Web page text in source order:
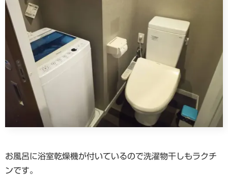
お風呂に浴室乾燥機が付いているので洗濯物干しもラクチ
ンです。